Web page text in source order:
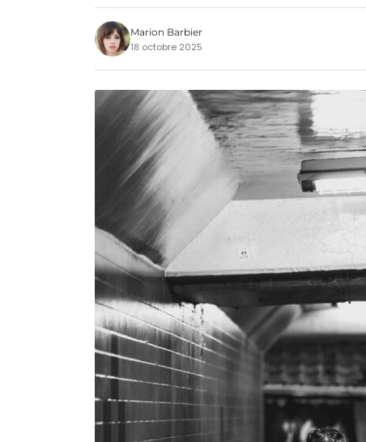
Marion Barbier
18 octobre 2025